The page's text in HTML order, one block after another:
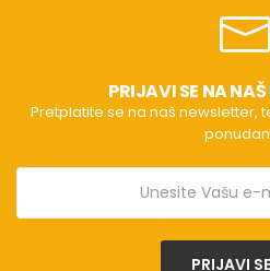
PRIJAVI SE NA
Pretplatite se na naš newsletter,
PRIJAVI SE